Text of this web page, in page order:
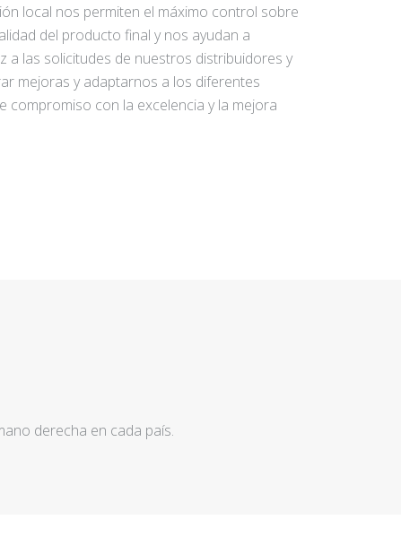
local nos permiten el máximo control sobre
del producto final y nos ayudan a
a las solicitudes de nuestros distribuidores y
mejoras y adaptarnos a los diferentes
compromiso con la excelencia y la mejora
derecha en cada país.